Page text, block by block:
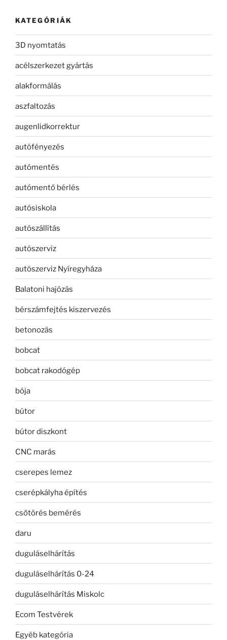
KATEGÓRIÁK
3D nyomtatás
acélszerkezet gyártás
alakformálás
aszfaltozás
augenlidkorrektur
autófényezés
autómentés
autómentő bérlés
autósiskola
autószállítás
autószerviz
autószerviz Nyíregyháza
Balatoni hajózás
bérszámfejtés kiszervezés
betonozás
bobcat
bobcat rakodógép
bója
bútor
bútor diszkont
CNC marás
cserepes lemez
cserépkályha építés
csőtörés bemérés
daru
duguláselhárítás
duguláselhárítás 0-24
duguláselhárítás Miskolc
Ecom Testvérek
Egyéb kategória